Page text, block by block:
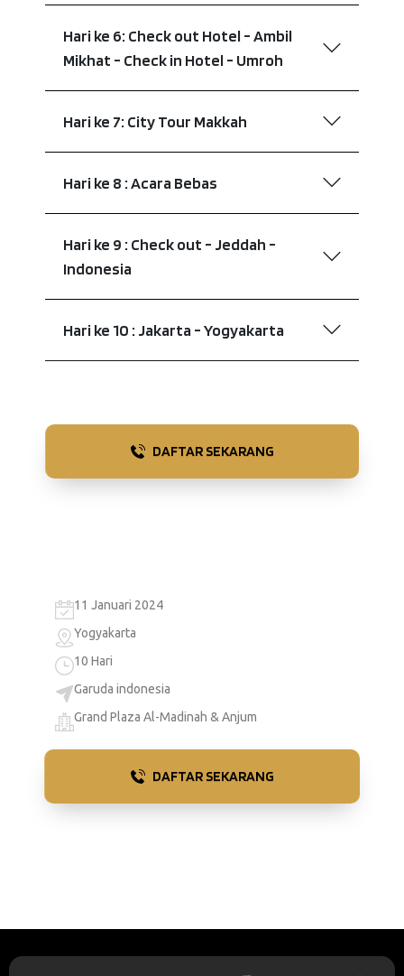
Hari ke 6: Check out Hotel - Ambil
Mikhat - Check in Hotel - Umroh
Hari ke 7: City Tour Makkah
Hari ke 8 : Acara Bebas
Hari ke 9 : Check out - Jeddah -
Indonesia
Hari ke 10 : Jakarta - Yogyakarta
DAFTAR SEKARANG
11 Januari 2024
Yogyakarta
10 Hari
Garuda indonesia
Grand Plaza Al-Madinah & Anjum
DAFTAR SEKARANG